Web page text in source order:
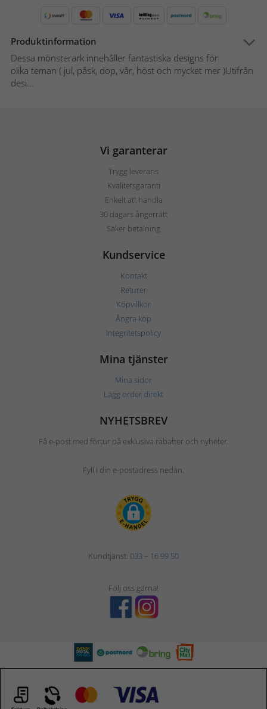
Produktinformation
Dessa mönsterark innehåller fantastiska designs för
olika teman ( jul, påsk, dop, vår, höst och mycket mer )Utifrån
desi...
Vi garanterar
Trygg leverans
Kvalitetsgaranti
Enkelt att handla
30 dagars ångerrätt
Säker betalning
Kundservice
Kontakt
Returer
Köpvillkor
Ångra köp
Integritetspolicy
Mina tjänster
Mina sidor
Lägg order direkt
NYHETSBREV
Få e-post med förtur på exklusiva rabatter och nyheter.
Fyll i din e-postadress nedan.
Kundtjänst: 033 – 16 99 50
Följ oss gärna!